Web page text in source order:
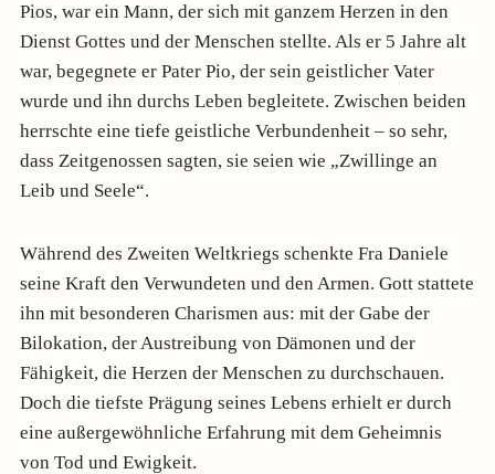
Pios, war ein Mann, der sich mit ganzem Herzen in den
Dienst Gottes und der Menschen stellte. Als er 5 Jahre alt
war, begegnete er Pater Pio, der sein geistlicher Vater
wurde und ihn durchs Leben begleitete. Zwischen beiden
herrschte eine tiefe geistliche Verbundenheit – so sehr,
dass Zeitgenossen sagten, sie seien wie „Zwillinge an
Leib und Seele“.
Während des Zweiten Weltkriegs schenkte Fra Daniele
seine Kraft den Verwundeten und den Armen. Gott stattete
ihn mit besonderen Charismen aus: mit der Gabe der
Bilokation, der Austreibung von Dämonen und der
Fähigkeit, die Herzen der Menschen zu durchschauen.
Doch die tiefste Prägung seines Lebens erhielt er durch
eine außergewöhnliche Erfahrung mit dem Geheimnis
von Tod und Ewigkeit.